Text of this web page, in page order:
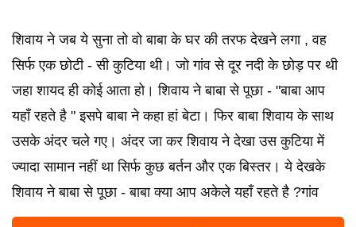
शिवाय ने जब ये सुना तो वो बाबा के घर की तरफ देखने लगा , वह
सिर्फ एक छोटी - सी कुटिया थी। जो गांव से दूर नदी के छोड़ पर थी
जहा शायद ही कोई आता हो। शिवाय ने बाबा से पूछा - "बाबा आप
यहाँ रहते है " इसपे बाबा ने कहा हां बेटा। फिर बाबा शिवाय के साथ
उसके अंदर चले गए। अंदर जा कर शिवाय ने देखा उस कुटिया में
ज्यादा सामान नहीं था सिर्फ कुछ बर्तन और एक बिस्तर। ये देखके
शिवाय ने बाबा से पूछा - बाबा क्या आप अकेले यहाँ रहते है ?गांव